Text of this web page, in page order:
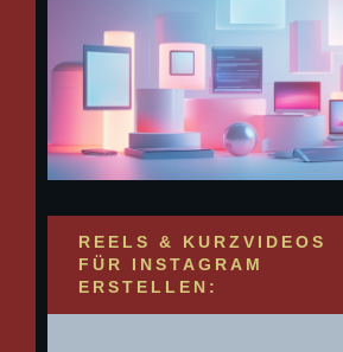
REELS & KURZVIDEOS
FÜR INSTAGRAM
ERSTELLEN: